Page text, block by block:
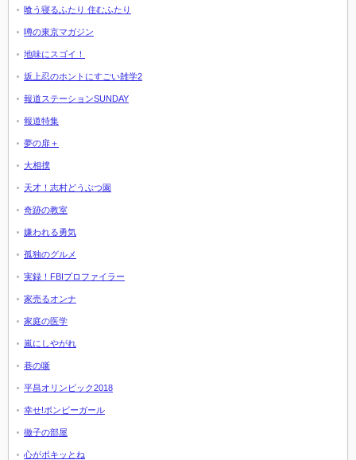
喰う寝るふたり 住むふたり
噂の東京マガジン
地味にスゴイ！
坂上忍のホントにすごい雑学2
報道ステーションSUNDAY
報道特集
夢の扉＋
大相撲
天才！志村どうぶつ園
奇跡の教室
嫌われる勇気
孤独のグルメ
実録！FBIプロファイラー
家売るオンナ
家庭の医学
嵐にしやがれ
巷の噺
平昌オリンピック2018
幸せ!ボンビーガール
徹子の部屋
心がポキッとね